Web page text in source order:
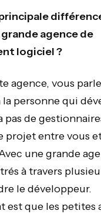
agence de
logiciel ?
agence, vous
personne qui
pas de
projet entre vous
une grande
à travers
le développeur.
est que les petites